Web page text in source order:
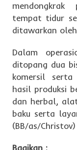
tempat tidur
ditawarkan
Dalam
ditopang dua
komersil
hasil produksi
dan herbal,
baku serta
(BB/as/Christov)
Bagikan :